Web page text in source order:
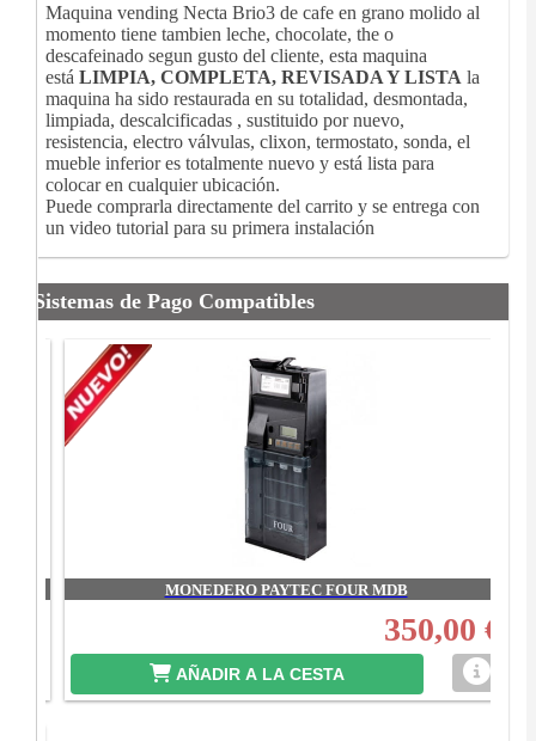
Maquina vending Necta Brio3 de cafe en grano molido al
momento tiene tambien leche, chocolate, the o
descafeinado segun gusto del cliente, esta maquina
está LIMPIA, COMPLETA, REVISADA Y LISTA la
maquina ha sido restaurada en su totalidad, desmontada,
limpiada, descalcificadas , sustituido por nuevo,
resistencia, electro válvulas, clixon, termostato, sonda, el
mueble inferior es totalmente nuevo y está lista para
colocar en cualquier ubicación.
Puede comprarla directamente del carrito y se entrega con
un video tutorial para su primera instalación
Sistemas de Pago Compatibles
MONEDERO PAYTEC FOUR MDB
350,00 €
AÑADIR A LA CESTA